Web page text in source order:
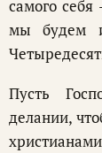
самого
мы будем
Пусть
делании,